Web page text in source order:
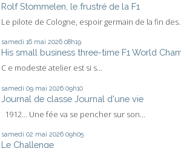
Rolf Stommelen, le frustré de la F1
Le pilote de Cologne, espoir germain de la fin
samedi 16 mai 2026 08h19
His small business three-time F1 World
C e modeste atelier est si s...
samedi 09 mai 2026 09h10
Journal de classe Journal d'une vie
1912… Une fée va se pencher sur son...
samedi 02 mai 2026 09h05
Le Challenge